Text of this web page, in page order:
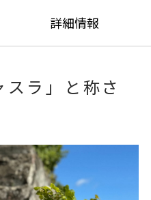
詳細情報
スラ」と称さ